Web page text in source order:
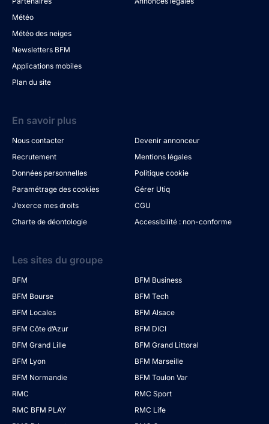
Météo
Météo des neiges
Newsletters BFM
Applications mobiles
Plan du site
En savoir plus
Nous contacter
Devenir annonceur
Recrutement
Mentions légales
Données personnelles
Politique cookie
Paramétrage des cookies
Gérer Utiq
J’exerce mes droits
CGU
Charte de déontologie
Accessibilité : non-conforme
Les sites du groupe
BFM
BFM Business
BFM Bourse
BFM Tech
BFM Locales
BFM Alsace
BFM Côte d’Azur
BFM DICI
BFM Grand Lille
BFM Grand Littoral
BFM Lyon
BFM Marseille
BFM Normandie
BFM Toulon Var
RMC
RMC Sport
RMC BFM PLAY
RMC Life